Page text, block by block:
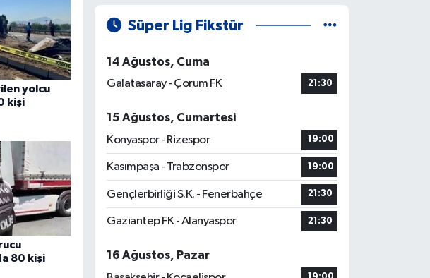
yolcu
kişi
80 kişi
Süper Lig Fikstür
14 Ağustos, Cuma
Galatasaray - Çorum FK
21:30
15 Ağustos, Cumartesi
Konyaspor - Rizespor
19:00
Kasımpaşa - Trabzonspor 19:00
Gençlerbirliği S.K. - Fenerbahçe 21:30
Gaziantep FK - Alanyaspor 21:30
16 Ağustos, Pazar